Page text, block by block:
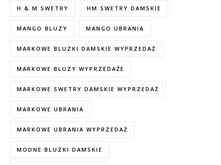
H & M SWETRY HM SWETRY DAMSKIE
MANGO BLUZY MANGO UBRANIA
MARKOWE BLUZKI DAMSKIE WYPRZEDAŻ
MARKOWE BLUZY WYPRZEDAŻE
MARKOWE SWETRY DAMSKIE WYPRZEDAŻ
MARKOWE UBRANIA
MARKOWE UBRANIA WYPRZEDAŻ
MODNE BLUZKI DAMSKIE